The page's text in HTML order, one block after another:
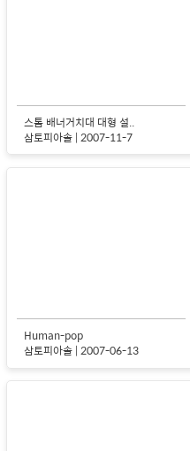
스톰 배너거치대 대형 설..
삼토피아솔 | 2007-11-7
Human-pop
삼토피아솔 | 2007-06-13